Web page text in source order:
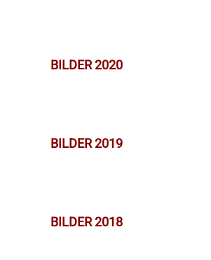
BILDER 2020
BILDER 2019
BILDER 2018